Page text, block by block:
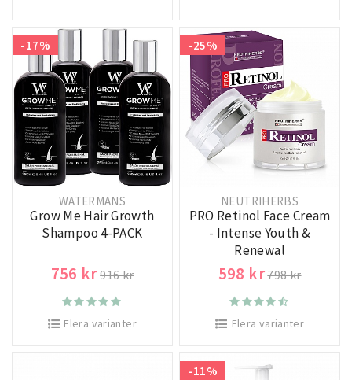
-17%
WATERMANS
Grow Me Hair Growth
Shampoo 4-PACK
756 kr916 kr
Flera varianter
-25%
NEUTRIHERBS
PRO Retinol Face Cream
- Intense Youth &
Renewal
598 kr798 kr
Flera varianter
-11%